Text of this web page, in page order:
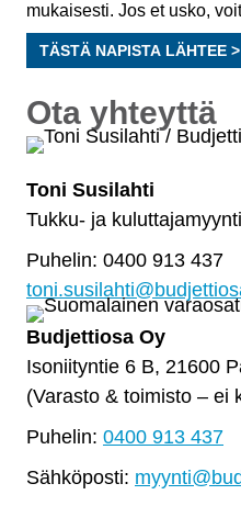
mukaisesti. Jos et usko,
TÄSTÄ NAPISTA LÄHTEE >
Ota yhteyttä
Toni Susilahti
Tukku- ja kuluttajamyynti
Puhelin: 0400 913 437
Budjettiosa Oy
Isoniityntie 6 B, 21600
(Varasto & toimisto – ei
Puhelin: 0400 913 437
Sähköposti: